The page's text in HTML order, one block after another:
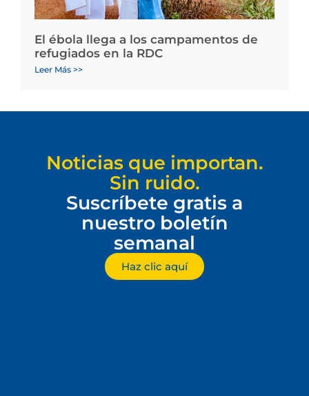
El ébola llega a los campamentos de
refugiados en la RDC
Leer Más >>
Noticias que importan.
Sin ruido.
Suscríbete gratis a
nuestro boletín
semanal
Haz clic aquí